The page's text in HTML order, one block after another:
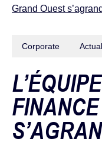
Grand Ouest
Corporate